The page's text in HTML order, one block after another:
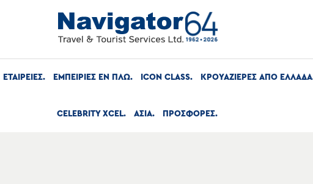
ΕΤΑΙΡΕΙΕΣ ΕΜΠΕΙΡΙΕΣ ΕΝ ΠΛΩ ICON CLASS ΚΡΟΥΑΖΙΕΡΕΣ ΑΠΟ ΕΛΛΑΔΑ
CELEBRITY XCEL ΑΣΙΑ ΠΡΟΣΦΟΡΕΣ